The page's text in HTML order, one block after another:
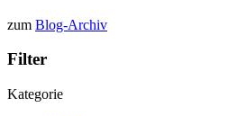
zum Blog-Archiv
Filter
Kategorie